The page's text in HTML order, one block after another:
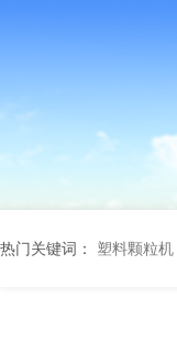
热门关键词： 塑料颗粒机